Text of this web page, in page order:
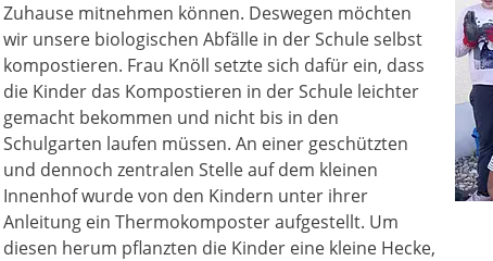
Zuhause mitnehmen können. Deswegen möchten
wir unsere biologischen Abfälle in der Schule selbst
kompostieren. Frau Knöll setzte sich dafür ein, dass
die Kinder das Kompostieren in der Schule leichter
gemacht bekommen und nicht bis in den
Schulgarten laufen müssen. An einer geschützten
und dennoch zentralen Stelle auf dem kleinen
Innenhof wurde von den Kindern unter ihrer
Anleitung ein Thermokomposter aufgestellt. Um
diesen herum pflanzten die Kinder eine kleine Hecke,